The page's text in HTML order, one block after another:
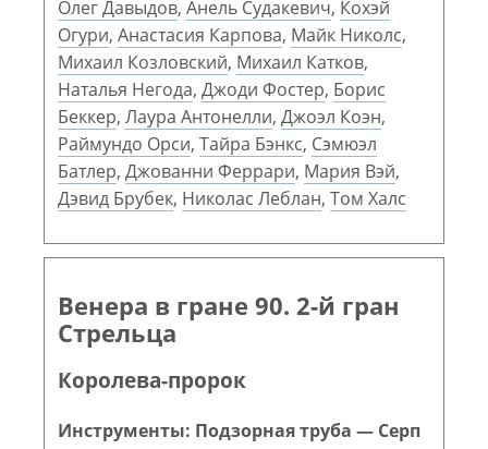
Олег Давыдов, Анель Судакевич, Кохэй
Огури, Анастасия Карпова, Майк Николс,
Михаил Козловский, Михаил Катков,
Наталья Негода, Джоди Фостер, Борис
Беккер, Лаура Антонелли, Джоэл Коэн,
Раймундо Орси, Тайра Бэнкс, Сэмюэл
Батлер, Джованни Феррари, Мария Вэй,
Дэвид Брубек, Николас Леблан, Том Халс
Венера в гране 90. 2-й гран
Стрельца
Королева-пророк
Инструменты: Подзорная труба — Серп